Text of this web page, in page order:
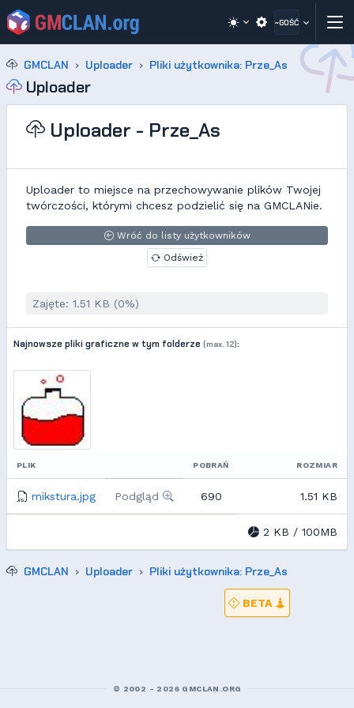
~GOŚĆ
GMCLAN Uploader Pliki użytkownika: Prze_As
Uploader
Uploader - Prze_As
Uploader to miejsce na przechowywanie plików Twojej
twórczości, którymi chcesz podzielić się na GMCLANie.
Wróć do listy użytkowników
Odśwież
Zajęte: 1.51 KB (0%)
Najnowsze pliki graficzne w tym folderze (max. 12):
PLIK POBRAŃ ROZMIAR
mikstura.jpg Podgląd 690 1.51 KB
2 KB / 100MB
GMCLAN Uploader Pliki użytkownika: Prze_As
BETA
© 2002 - 2026 GMCLAN.ORG